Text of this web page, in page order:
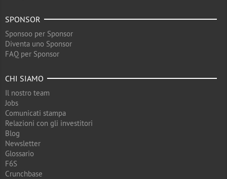
SPONSOR
Sponsoo per Sponsor
Diventa uno Sponsor
FAQ per Sponsor
CHI SIAMO
Il nostro team
Jobs
Comunicati stampa
Relazioni con gli investitori
Blog
Newsletter
Glossario
F6S
Crunchbase